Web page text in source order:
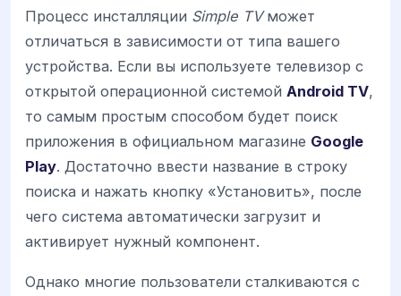
Процесс инсталляции Simple TVможет
отличаться в зависимости от типа вашего
устройства. Если вы используете телевизор с
открытой операционной системой Android TV,
то самым простым способом будет поиск
приложения в официальном магазине Google
Play. Достаточно ввести название в строку
поиска и нажать кнопку «Установить», после
чего система автоматически загрузит и
активирует нужный компонент.
Однако многие пользователи сталкиваются с